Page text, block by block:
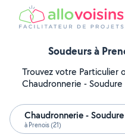
Soudeurs à
Trouvez votre Particulier
Chaudronnerie -
Chaudronnerie - Soudure
à Prenois (21)